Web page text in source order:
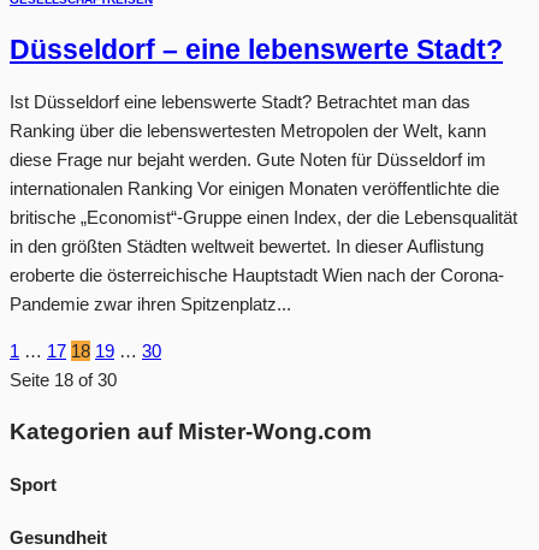
Düsseldorf – eine lebenswerte Stadt?
Ist Düsseldorf eine lebenswerte Stadt? Betrachtet man das
Ranking über die lebenswertesten Metropolen der Welt, kann
diese Frage nur bejaht werden. Gute Noten für Düsseldorf im
internationalen Ranking Vor einigen Monaten veröffentlichte die
britische „Economist“-Gruppe einen Index, der die Lebensqualität
in den größten Städten weltweit bewertet. In dieser Auflistung
eroberte die österreichische Hauptstadt Wien nach der Corona-
Pandemie zwar ihren Spitzenplatz...
1 … 17 18 19 … 30
Seite 18 of 30
Kategorien auf Mister-Wong.com
Sport
Gesundheit